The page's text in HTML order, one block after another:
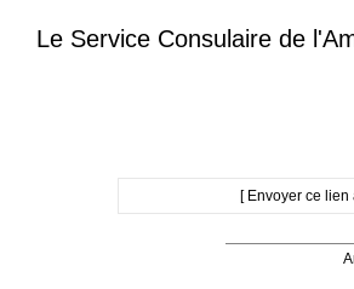
Le Service Consulaire de
[ Envoyer ce lien